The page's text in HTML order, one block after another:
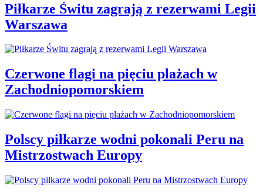
Piłkarze Świtu zagrają z rezerwami Legii
Warszawa
Czerwone flagi na pięciu plażach w
Zachodniopomorskiem
Polscy piłkarze wodni pokonali Peru na
Mistrzostwach Europy